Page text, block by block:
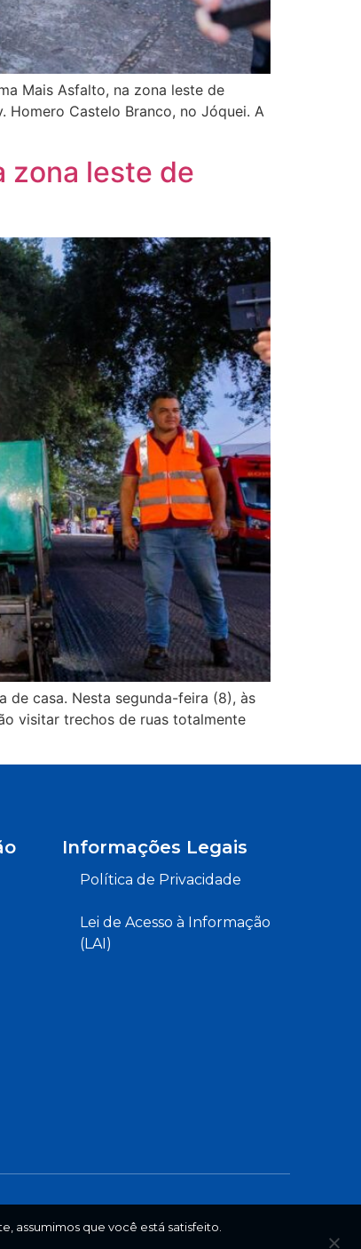
Mais Asfalto, na zona leste de
Homero Castelo Branco, no Jóquei. A
zona leste de
de casa. Nesta segunda-feira (8), às
visitar trechos de ruas totalmente
Informações Legais
Política de Privacidade
Lei de Acesso à Informação
(LAI)
assumimos que você está satisfeito.